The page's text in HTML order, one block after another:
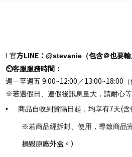
l 官方LINE ： @stevanie （包含＠也要輸
⏲客服服務時間：
週一至週五 9:00~12:00／13:00~18:00
※若遇假日、連假後訊息量大，請耐心
•
商品自收到貨隔日起，均享有7天(含
※若商品經拆封、使用，導致商品
損毀原廠外盒。）